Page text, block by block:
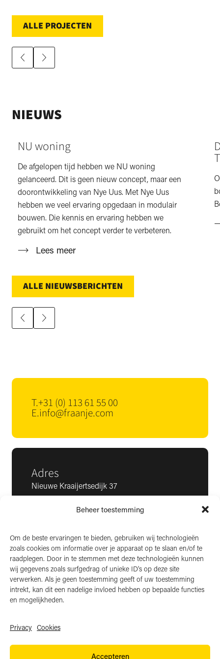
Beheer toestemming
Om de beste ervaringen te bieden, gebruiken wij technologieën
zoals cookies om informatie over je apparaat op te slaan en/of te
raadplegen. Door in te stemmen met deze technologieën kunnen
wij gegevens zoals surfgedrag of unieke ID's op deze site
verwerken. Als je geen toestemming geeft of uw toestemming
intrekt, kan dit een nadelige invloed hebben op bepaalde functies
en mogelijkheden.
Privacy Cookies
Accepteren
ALLE PROJECTEN
NIEUWS
NU woning
De afgelopen tijd hebben we NU woning
gelanceerd. Dit is geen nieuw concept, maar een
doorontwikkeling van Nye Uus. Met Nye Uus
hebben we veel ervaring opgedaan in modulair
bouwen. Die kennis en ervaring hebben we
gebruikt om het concept verder te verbeteren.
Lees meer
ALLE NIEUWSBERICHTEN
T.+31 (0) 113 61 55 00
E.info@fraanje.com
Adres
Nieuwe Kraaijertsedijk 37
4458 NK ’s-Heer Arendskerke
BTW: NL006850807
LinkedIn
Instagram
Facebook
Algemene voorwaarden